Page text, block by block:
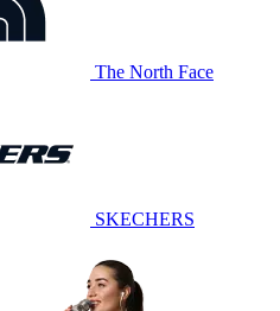
The North Face
SKECHERS